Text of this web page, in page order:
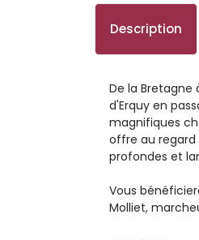
Description
De la Bretagne
d'Erquy en
magnifiques
offre au
profondes et
Vous
Molliet,